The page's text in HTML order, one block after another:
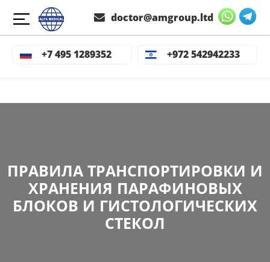
+7 495 1289352 +972 542942233
doctor@amgroup.ltd
ПРАВИЛА ТРАНСПОРТИРОВКИ И
ХРАНЕНИЯ ПАРАФИНОВЫХ
БЛОКОВ И ГИСТОЛОГИЧЕСКИХ
СТЕКОЛ